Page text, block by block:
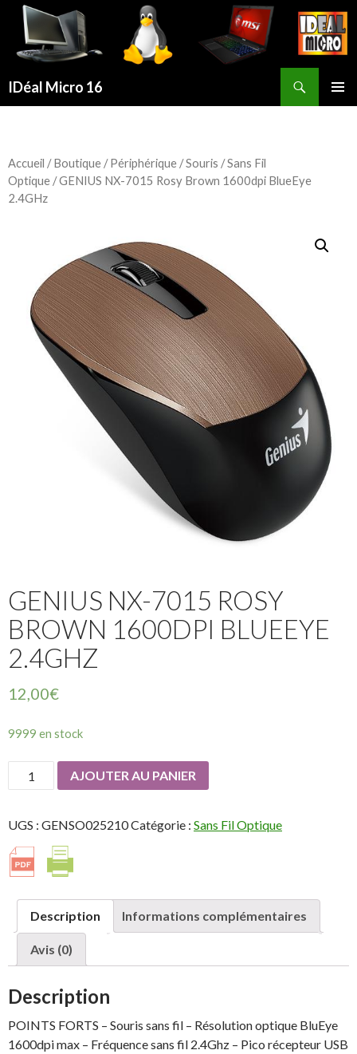
IDéal Micro 16
Accueil /Boutique /Périphérique /Souris /Sans Fil
Optique / GENIUS NX-7015 Rosy Brown 1600dpi BlueEye
2.4GHz
GENIUS NX-7015 ROSY
BROWN 1600DPI BLUEEYE
2.4GHZ
12,00€
9999 en stock
quantité
de
NX-
7015
Rosy
1600dpi
BlueEye
2.4GHz
AJOUTER AU PANIER
UGS : GENSO025210Catégorie : Sans Fil Optique
Description Informations complémentaires
Avis (0)
Description
POINTS FORTS – Souris sans fil – Résolution optique BluEye
1600dpi max – Fréquence sans fil 2.4Ghz – Pico récepteur USB